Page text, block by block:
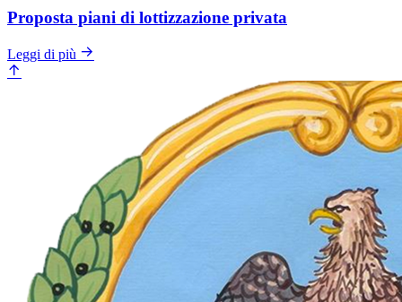
Proposta piani di lottizzazione privata
Leggi di più